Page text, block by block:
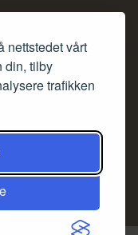
nettstedet vårt
din, tilby
trafikken
og Vær varsom-